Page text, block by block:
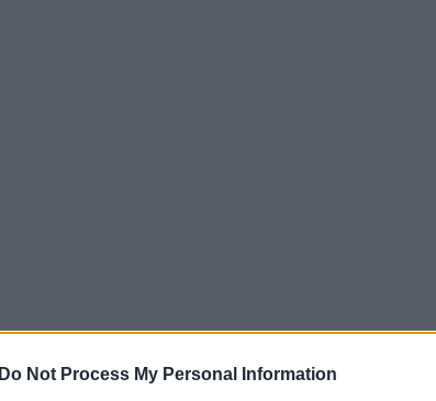
Do Not Process My Personal Information